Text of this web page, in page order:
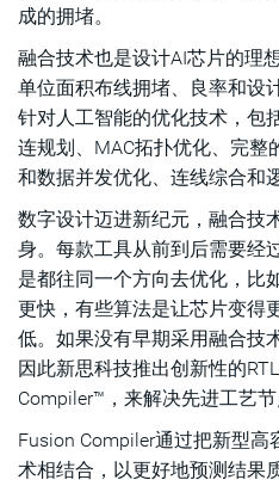
成的拥堵。
融合技术也是设计AI芯片的理
单位面积布线拥堵、良率和设
针对人工智能的优化技术，包
连规划、MAC拓扑优化、完整
和数据并发优化、连线综合和
数字设计迈进新纪元，融合技
身。每款工具从前到后需要经
是都往同一个方向去优化，比
更快，有些算法是让芯片变得
低。如果没有早期采用融合技
因此新思科技推出创新性的
Compiler™，来解决先进工艺节
Fusion Compiler通过把新型
术相结合，以更好地预测结果